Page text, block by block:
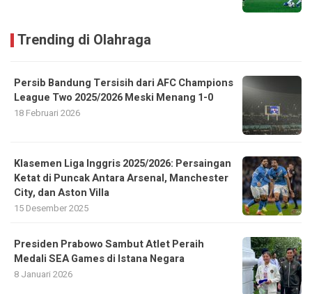
Trending di Olahraga
Persib Bandung Tersisih dari AFC Champions
League Two 2025/2026 Meski Menang 1-0
18 Februari 2026
Klasemen Liga Inggris 2025/2026: Persaingan
Ketat di Puncak Antara Arsenal, Manchester
City, dan Aston Villa
15 Desember 2025
Presiden Prabowo Sambut Atlet Peraih
Medali SEA Games di Istana Negara
8 Januari 2026